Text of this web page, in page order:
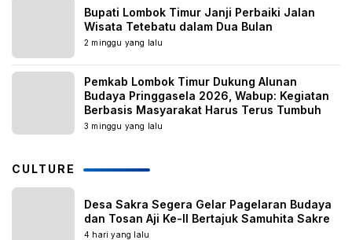
Bupati Lombok Timur Janji Perbaiki Jalan
Wisata Tetebatu dalam Dua Bulan
2 minggu yang lalu
Pemkab Lombok Timur Dukung Alunan
Budaya Pringgasela 2026, Wabup: Kegiatan
Berbasis Masyarakat Harus Terus Tumbuh
3 minggu yang lalu
CULTURE
Desa Sakra Segera Gelar Pagelaran Budaya
dan Tosan Aji Ke-II Bertajuk Samuhita Sakre
4 hari yang lalu